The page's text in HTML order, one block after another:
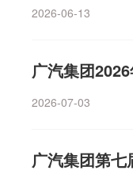
2026-06-13
广汽集团
2026-07-03
广汽集团第